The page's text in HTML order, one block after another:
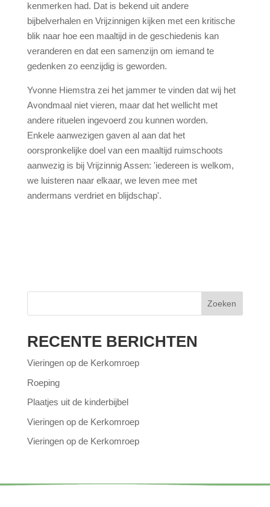
kenmerken had. Dat is bekend uit andere
bijbelverhalen en Vrijzinnigen kijken met een kritische
blik naar hoe een maaltijd in de geschiedenis kan
veranderen en dat een samenzijn om iemand te
gedenken zo eenzijdig is geworden.
Yvonne Hiemstra zei het jammer te vinden dat wij het
Avondmaal niet vieren, maar dat het wellicht met
andere rituelen ingevoerd zou kunnen worden.
Enkele aanwezigen gaven al aan dat het
oorspronkelijke doel van een maaltijd ruimschoots
aanwezig is bij Vrijzinnig Assen: 'iedereen is welkom,
we luisteren naar elkaar, we leven mee met
andermans verdriet en blijdschap'.
Zoeken
RECENTE BERICHTEN
Vieringen op de Kerkomroep
Roeping
Plaatjes uit de kinderbijbel
Vieringen op de Kerkomroep
Vieringen op de Kerkomroep